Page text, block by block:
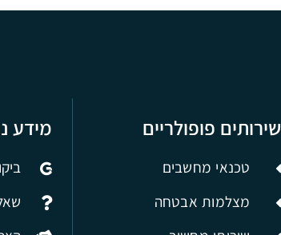
שירותים פופולריים
טכנאי מחשבים
מצלמות אבטחה
מידע